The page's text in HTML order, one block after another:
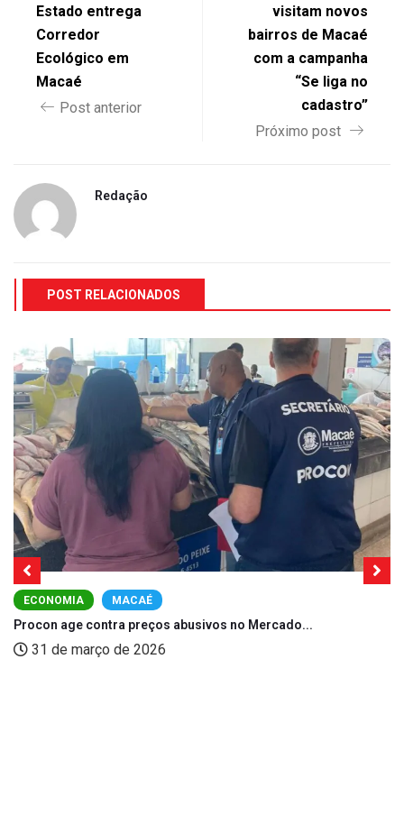
Estado entrega
Corredor
Ecológico em
Macaé
Post anterior
visitam novos
bairros de Macaé
com a campanha
“Se liga no
cadastro”
Próximo post
Redação
POST RELACIONADOS
ECONOMIA MACAÉ
Procon age contra preços abusivos no Mercado...
31 de março de 2026